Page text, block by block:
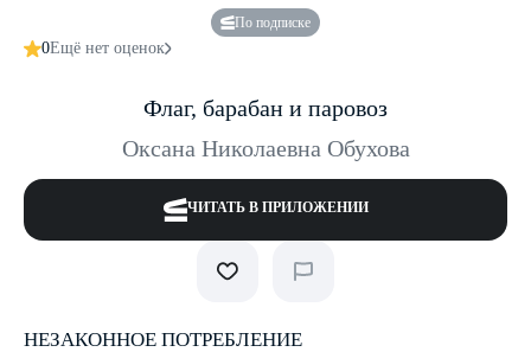
По подписке
0Ещё нет оценок
Флаг, барабан и паровоз
Оксана Николаевна Обухова
ЧИТАТЬ В ПРИЛОЖЕНИИ
НЕЗАКОННОЕ ПОТРЕБЛЕНИЕ